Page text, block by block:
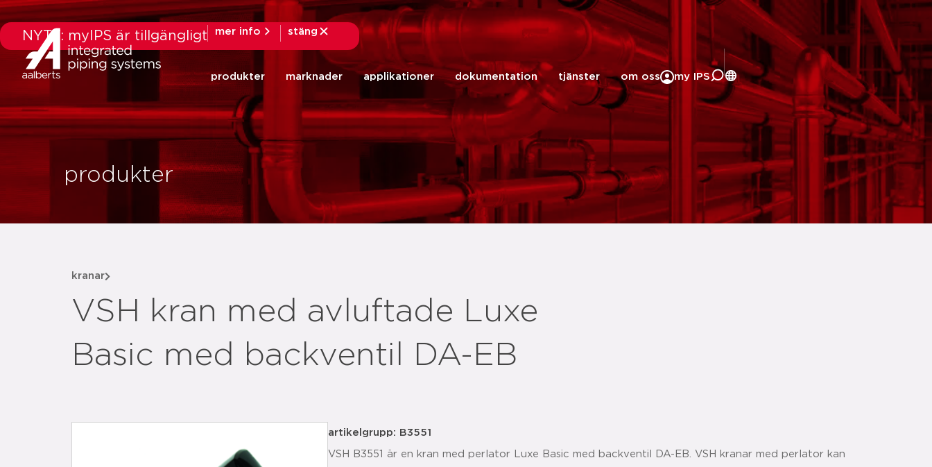
NYTT: myIPS är tillgängligt mer info
stäng
stäng
produkter marknader applikationer dokumentation tjänster om oss
produkter
kranar
VSH kran med avluftade Luxe
Basic med backventil DA-EB
artikelgrupp: B3551
VSH B3551 är en kran med perlator Luxe Basic med backventil DA-EB. VSH kranar med perlator kan